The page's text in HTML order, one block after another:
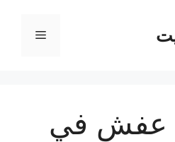
القائمة
عفش في